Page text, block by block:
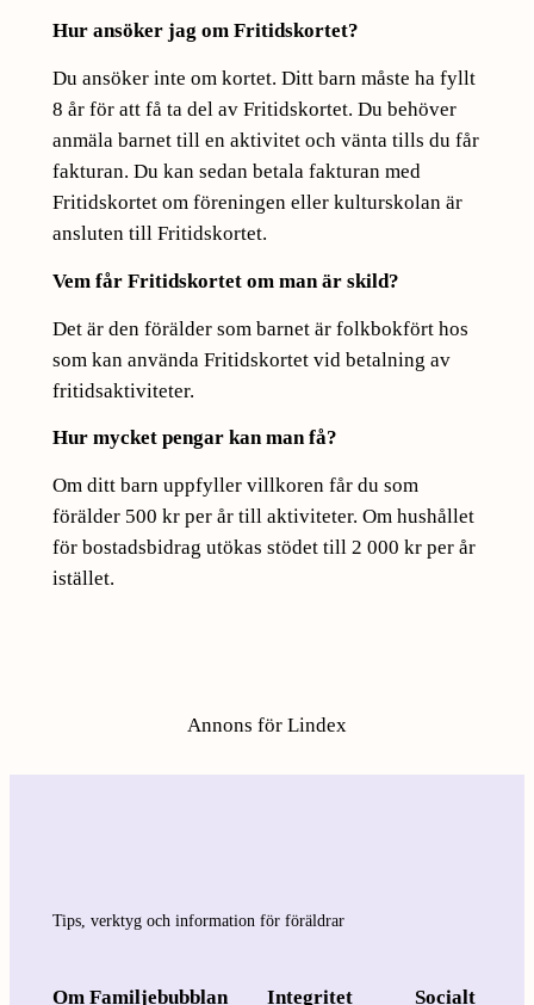
Hur ansöker jag om Fritidskortet?
Du ansöker inte om kortet. Ditt barn måste ha fyllt
8 år för att få ta del av Fritidskortet. Du behöver
anmäla barnet till en aktivitet och vänta tills du får
fakturan. Du kan sedan betala fakturan med
Fritidskortet om föreningen eller kulturskolan är
ansluten till Fritidskortet.
Vem får Fritidskortet om man är skild?
Det är den förälder som barnet är folkbokfört hos
som kan använda Fritidskortet vid betalning av
fritidsaktiviteter.
Hur mycket pengar kan man få?
Om ditt barn uppfyller villkoren får du som
förälder 500 kr per år till aktiviteter. Om hushållet
för bostadsbidrag utökas stödet till 2 000 kr per år
istället.
Annons för Lindex
Tips, verktyg och information för föräldrar
Om Familjebubblan Integritet Socialt